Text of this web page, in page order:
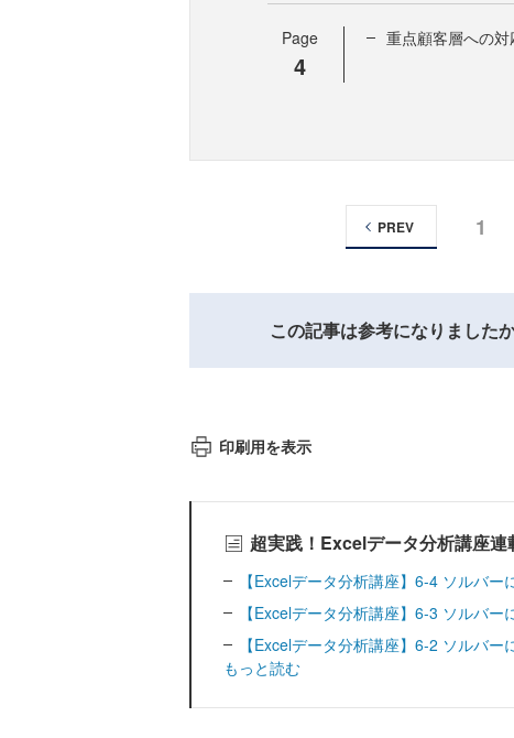
Page
4
重点顧客層への対
1
PREV
この記事は参考になりました
印刷用を表示
超実践！Excelデータ分析講座連
【Excelデータ分析講座】6-4 ソルバ
【Excelデータ分析講座】6-3 ソルバ
【Excelデータ分析講座】6-2 ソルバ
もっと読む